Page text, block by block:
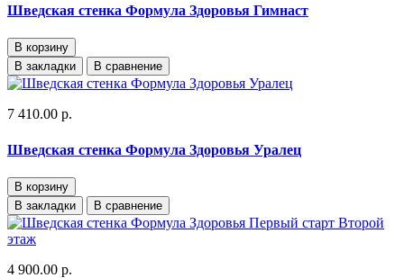
Шведская стенка Формула Здоровья Гимнаст
В корзину
В закладки
В сравнение
7 410.00 р.
Шведская стенка Формула Здоровья Уралец
В корзину
В закладки
В сравнение
4 900.00 р.